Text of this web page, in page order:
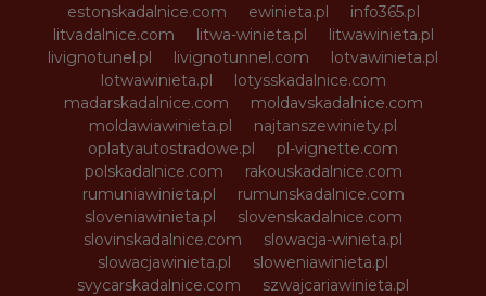
estonskadalnice.com
ewinieta.pl
info365.pl
litvadalnice.com
litwa-winieta.pl
litwawinieta.pl
livignotunel.pl
livignotunnel.com
lotvawinieta.pl
lotwawinieta.pl
lotysskadalnice.com
madarskadalnice.com
moldavskadalnice.com
moldawiawinieta.pl
najtanszewiniety.pl
oplatyautostradowe.pl
pl-vignette.com
polskadalnice.com
rakouskadalnice.com
rumuniawinieta.pl
rumunskadalnice.com
sloveniawinieta.pl
slovenskadalnice.com
slovinskadalnice.com
slowacja-winieta.pl
slowacjawinieta.pl
sloweniawinieta.pl
svycarskadalnice.com
szwajcariawinieta.pl